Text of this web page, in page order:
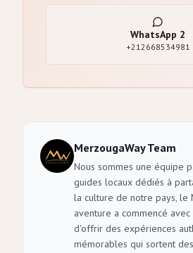
WhatsApp 2
+212668534981
MerzougaWay Team
Nous sommes une équipe
guides locaux dédiés à
la culture de notre pays, le
aventure a commencé
d'offrir des expériences
mémorables qui sortent